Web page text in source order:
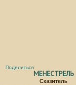
Поделиться
МЕНЕСТРЕЛЬ
Сказитель